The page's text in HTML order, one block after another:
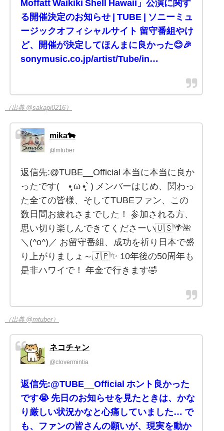
Moffatt Waikiki Shell Hawaii」公演に関す
る開催決定のお知らせ | TUBE | ソニーミュ
ージックオフィシャルサイト 留守番組やけ
ど、開催が決定してほんまに良かった😊🎉
sonymusic.co.jp/artist/Tube/in…
（出典 @sakapi0216）
mika🐄
@mtuber
返信先:@TUBE__Official 本当に本当に良か
ったです(´•̥ ω •̥` ) メンバーはじめ、関わっ
た全ての皆様、そしてTUBEファン、この
数日間お疲れさまでした！ 参加される方、
思い切り楽しんできてくださーい🇺🇸🌴🌺
＼(^o^)／ お留守番組、成功を祈り日本で盛
り上がりましょ～🇯🇵✨ 10年後の50周年も
是非ハワイで！ 年金で行きます🤣
（出典 @mtuber）
ネコチャン
@clovermintia
返信先:@TUBE__Official ホント良かった
です😭 先日のお知らせを見たときは、かな
り厳しい状況かなと心痛していました… で
も、ファンの皆さんの願いが、現実を動か